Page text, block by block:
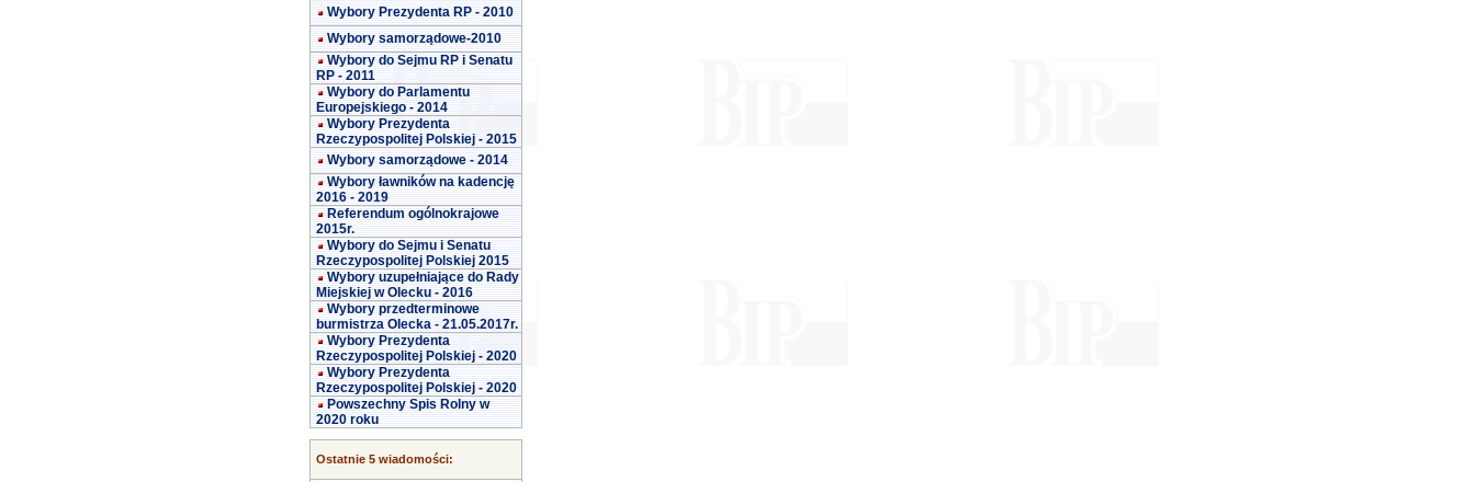
Wybory Prezydenta RP - 2010
Wybory samorządowe-2010
Wybory do Sejmu RP i Senatu
RP - 2011
Wybory do Parlamentu
Europejskiego - 2014
Wybory Prezydenta
Rzeczypospolitej Polskiej - 2015
Wybory samorządowe - 2014
Wybory ławników na kadencję
2016 - 2019
Referendum ogólnokrajowe
2015r.
Wybory do Sejmu i Senatu
Rzeczypospolitej Polskiej 2015
Wybory uzupełniające do Rady
Miejskiej w Olecku - 2016
Wybory przedterminowe
burmistrza Olecka - 21.05.2017r.
Wybory Prezydenta
Rzeczypospolitej Polskiej - 2020
Wybory Prezydenta
Rzeczypospolitej Polskiej - 2020
Powszechny Spis Rolny w
2020 roku
Ostatnie 5 wiadomości: